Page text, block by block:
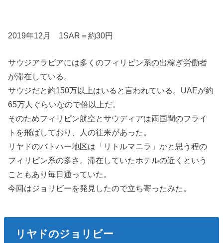
2019年12月 1SAR＝約30円
サウジアラビアには多くのフィリピン系の出稼ぎ労働者
が滞在している。
サウジだと約150万以上はいると言われている。UAEが約
65万人ぐらいなので倍以上だ。
そのためフィリピン航空とサウディアは両国間のフライ
トを飛ばしており、人の往来があった。
リヤドのバトハー地区は「リトルマニラ」かと思う程の
フィリピン系の多さ。滞在していたホテルの近くという
こともあり毎日通っていた。
今回はジョリビーを発見したので立ち寄ったみた。
リヤドのジョリビー